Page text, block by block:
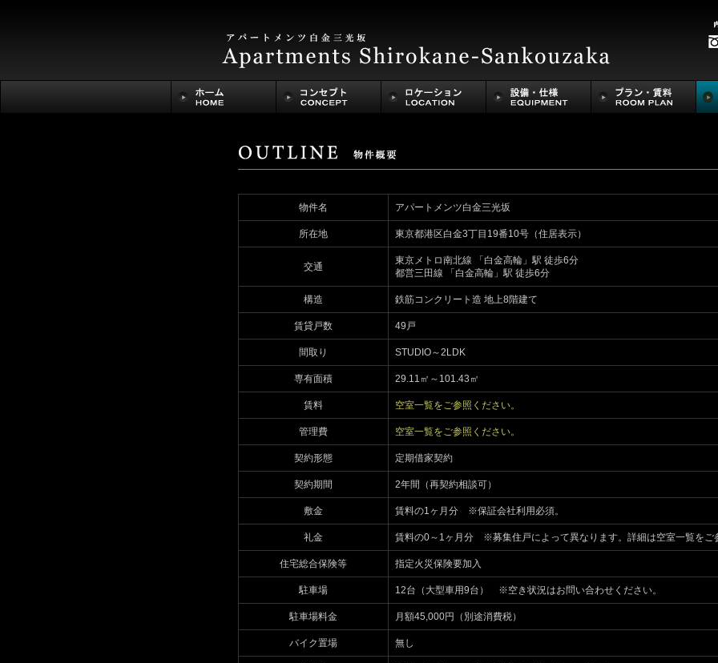
物件名 アパートメンツ白金三光坂
所在地 東京都港区白金3丁目19番10号（住居表示）
交通
東京メトロ南北線 「白金高輪」駅 徒歩6分
都営三田線 「白金高輪」駅 徒歩6分
構造 鉄筋コンクリート造 地上8階建て
賃貸戸数 49戸
間取り STUDIO～2LDK
専有面積 29.11㎡～101.43㎡
賃料 空室一覧をご参照ください。
管理費 空室一覧をご参照ください。
契約形態 定期借家契約
契約期間 2年間（再契約相談可）
敷金 賃料の1ヶ月分 ※保証会社利用必須。
礼金 賃料の0～1ヶ月分 ※募集住戸によって異なります。詳細は空室一覧をご
住宅総合保険等 指定火災保険要加入
駐車場 12台（大型車用9台） ※空き状況はお問い合わせください。
駐車場料金 月額45,000円（別途消費税）
バイク置場 無し